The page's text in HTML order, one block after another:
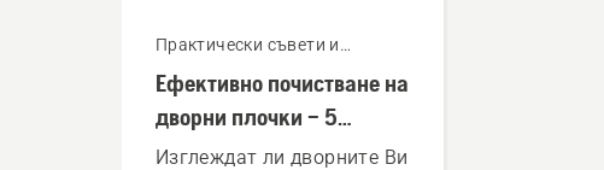
Практически съвети и
Ефективно почистване на
дворни плочки – 5
метода
Изглеждат ли дворните Ви